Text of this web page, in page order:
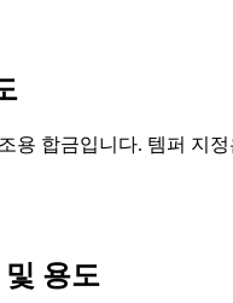
합금입니다. 템퍼 지
용도